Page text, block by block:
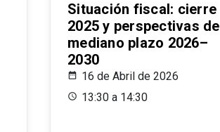
Situación fiscal: cierre
2025 y perspectivas de
mediano plazo 2026–
2030
16 de Abril de 2026
13:30 a 14:30